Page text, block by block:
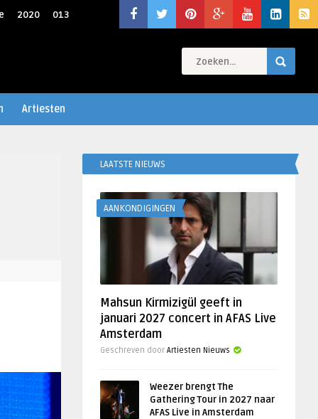
2020 013
Artiesten
LAATSTE NIEUWS
AANKONDIGINGEN
Mahsun Kirmizigül geeft in
januari 2027 concert in AFAS Live
Amsterdam
Geschreven door Artiesten Nieuws
Weezer brengt The
Gathering Tour in 2027 naar
AFAS Live in Amsterdam